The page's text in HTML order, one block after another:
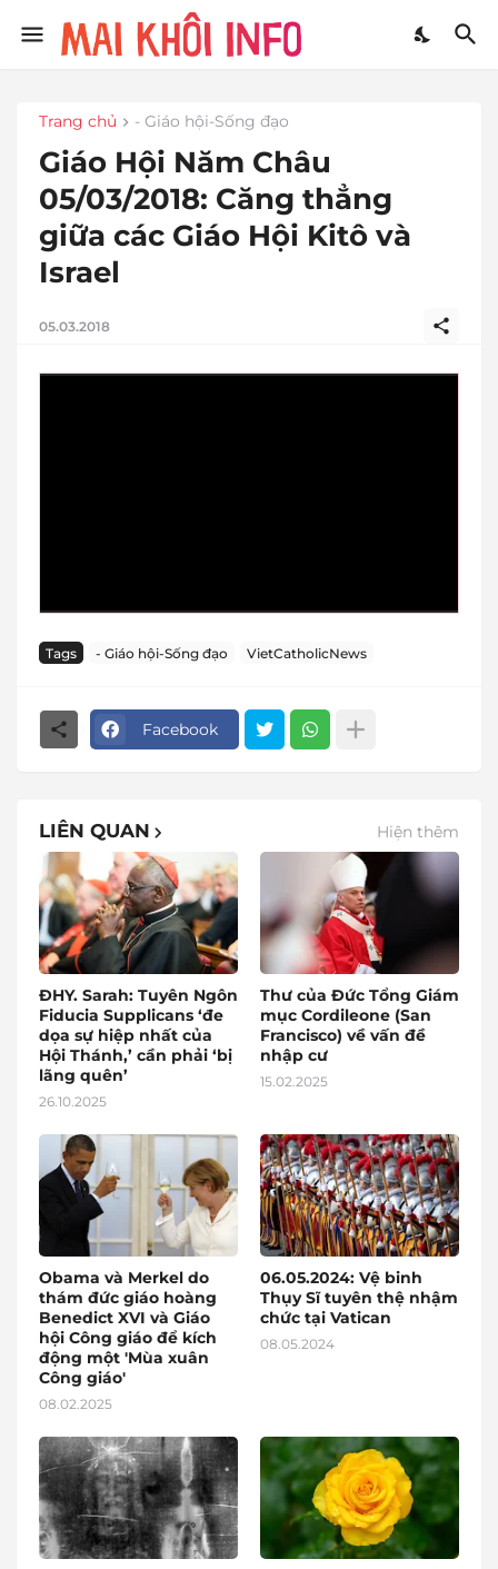
Trang chủ - Giáo hội-Sống đạo
Giáo Hội Năm Châu
05/03/2018: Căng thẳng
giữa các Giáo Hội Kitô và
Israel
05.03.2018
Tags - Giáo hội-Sống đạo VietCatholicNews
Facebook
LIÊN QUAN Hiện thêm
ĐHY. Sarah: Tuyên Ngôn
Fiducia Supplicans ‘đe
dọa sự hiệp nhất của
Hội Thánh,’ cần phải ‘bị
lãng quên’
26.10.2025
Thư của Đức Tổng Giám
mục Cordileone (San
Francisco) về vấn đề
nhập cư
15.02.2025
Obama và Merkel do
thám đức giáo hoàng
Benedict XVI và Giáo
hội Công giáo để kích
động một 'Mùa xuân
Công giáo'
08.02.2025
06.05.2024: Vệ binh
Thụy Sĩ tuyên thệ nhậm
chức tại Vatican
08.05.2024